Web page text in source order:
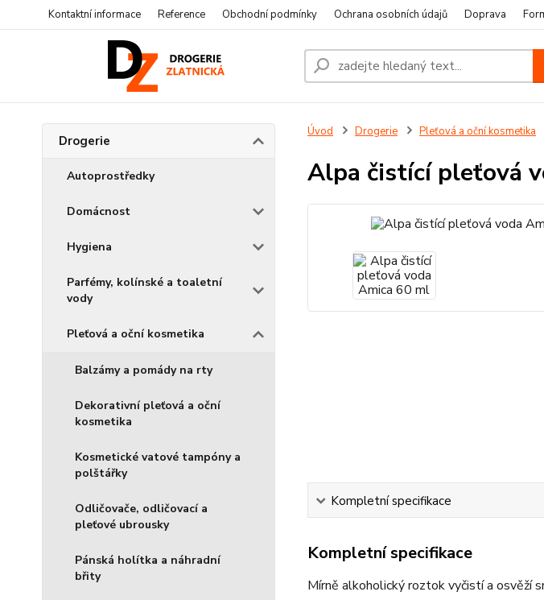
Kontaktní informace Reference Obchodní podmínky Ochrana osobních údajů Doprava
Drogerie
Autoprostředky
Domácnost
Hygiena
Parfémy, kolínské a toaletní
vody
Pleťová a oční kosmetika
Balzámy a pomády na rty
Dekorativní pleťová a oční
kosmetika
Kosmetické vatové tampóny a
polštářky
Odličovače, odličovací a
pleťové ubrousky
Pánská holítka a náhradní
břity
Úvod Drogerie Pleťová a oční kosmetika
Alpa čistící pleťová
Kompletní specifikace
Kompletní specifikace
Mírně alkoholický roztok vyčistí a osvěží